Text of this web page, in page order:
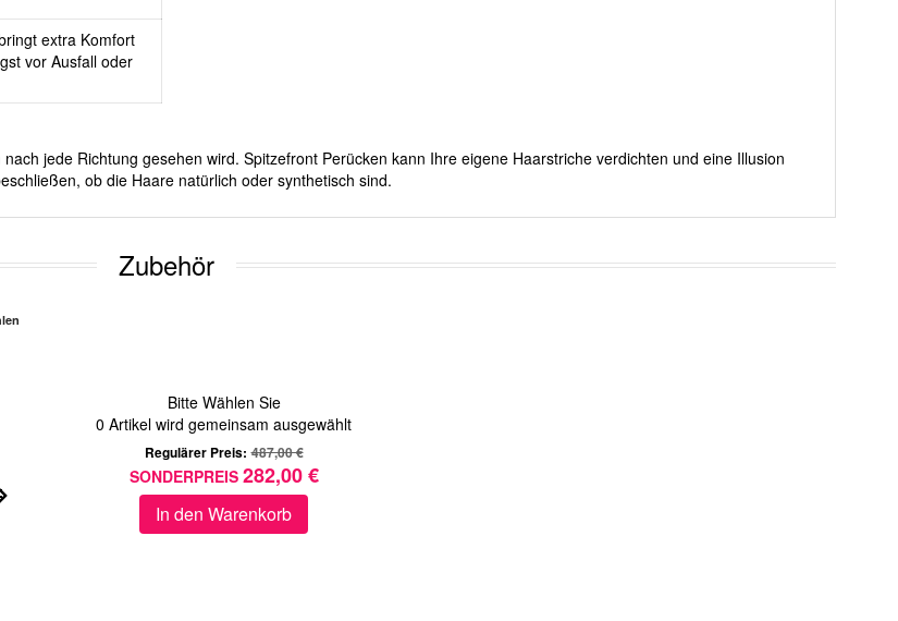
extra Komfort
vor Ausfall oder
jede Richtung gesehen wird. Spitzefront Perücken kann Ihre eigene Haarstriche verdichten und eine Illusion
ob die Haare natürlich oder synthetisch sind.
Zubehör
Bitte Wählen Sie
0 Artikel wird gemeinsam ausgewählt
Regulärer Preis: 487,00 €
SONDERPREIS 282,00 €
In den Warenkorb